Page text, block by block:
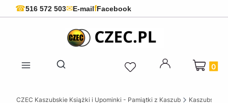
☎516 572 503✉E-mailfFacebook
Otwórz wyszukiwarkę
Produkty
CZEC Kaszubskie Książki i Upominki - Pamiątki z Kaszub Kaszubskie